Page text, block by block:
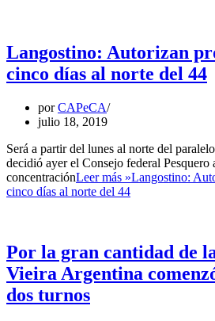
Langostino: Autorizan
cinco días al norte del 44
porCAPeCA
julio 18, 2019
Será a partir del lunes al norte del
decidió ayer el Consejo federal Pesquero
concentraciónLeer más »Langostino:
cinco días al norte del 44
Por la gran cantidad de
Vieira Argentina
dos turnos